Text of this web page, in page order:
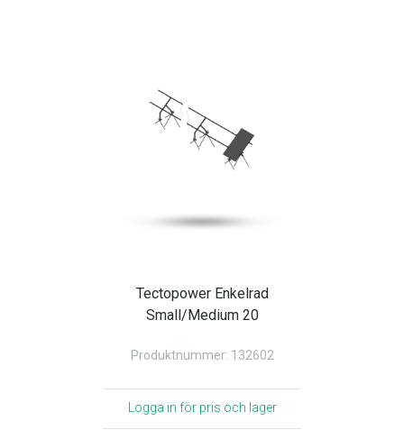
Tectopower Enkelrad
Small/Medium 20
Produktnummer: 132602
Logga in för pris och lager